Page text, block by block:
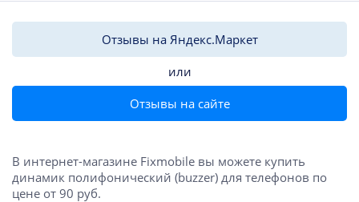
Отзывы на Яндекс.Маркет
или
Отзывы на сайте
В интернет-магазине Fixmobile вы можете купить
динамик полифонический (buzzer) для телефонов по
цене от 90 руб.